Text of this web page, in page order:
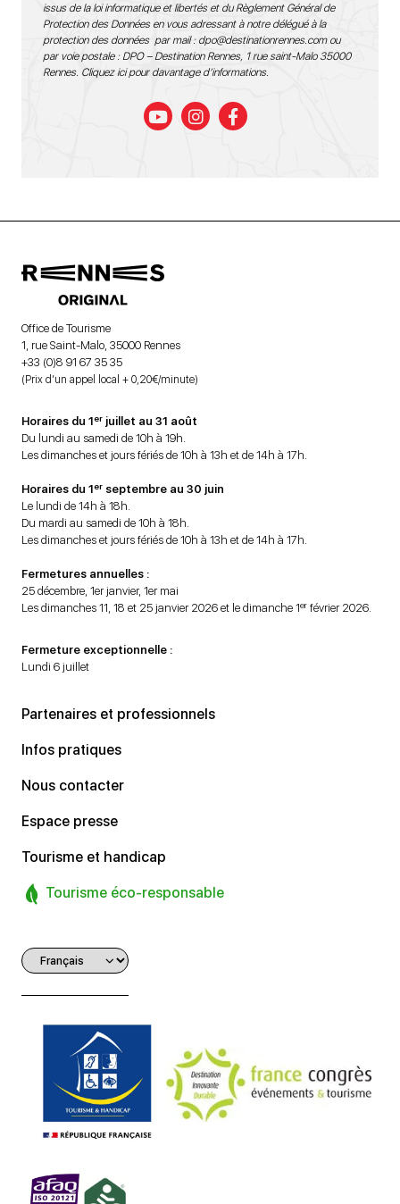
issus de la loi informatique et libertés et du Règlement Général de
Protection des Données en vous adressant à notre délégué à la
protection des données par mail : dpo@destinationrennes.comou
par voie postale : DPO – Destination Rennes, 1 rue saint-Malo 35000
Rennes. Cliquez ici pour davantage d’informations.
Office de Tourisme
1, rue Saint-Malo, 35000 Rennes
+33 (0)8 91 67 35 35
(Prix d’un appel local + 0,20€/minute)
Horaires du 1er juillet au 31 août
Du lundi au samedi de 10h à 19h.
Les dimanches et jours fériés de 10h à 13h et de 14h à 17h.
Horaires du 1er septembre au 30 juin
Le lundi de 14h à 18h.
Du mardi au samedi de 10h à 18h.
Les dimanches et jours fériés de 10h à 13h et de 14h à 17h.
Fermetures annuelles :
25 décembre, 1er janvier, 1er mai
Les dimanches 11, 18 et 25 janvier 2026 et le dimanche 1er février 2026.
Fermeture exceptionnelle :
Lundi 6 juillet
Partenaires et professionnels
Infos pratiques
Nous contacter
Espace presse
Tourisme et handicap
Tourisme éco-responsable